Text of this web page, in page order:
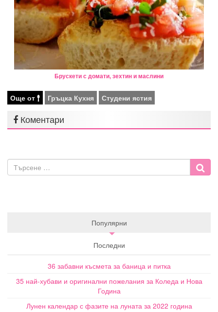
Брускети с домати, зехтин и маслини
Още от Гръцка Кухня Студени ястия
Коментари
Популярни
Последни
36 забавни късмета за баница и питка
35 най-хубави и оригинални пожелания за Коледа и Нова
Година
Лунен календар с фазите на луната за 2022 година